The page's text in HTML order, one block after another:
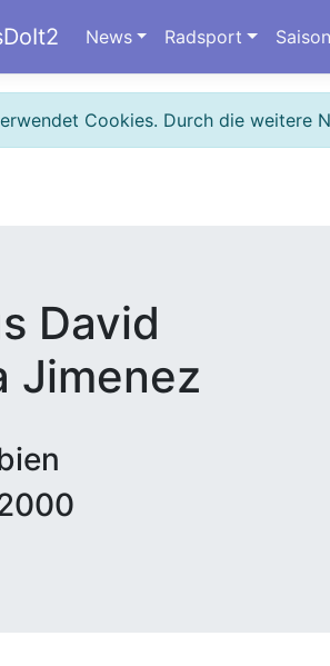
News Radsport
Cookies. Durch die weitere
David
Jimenez